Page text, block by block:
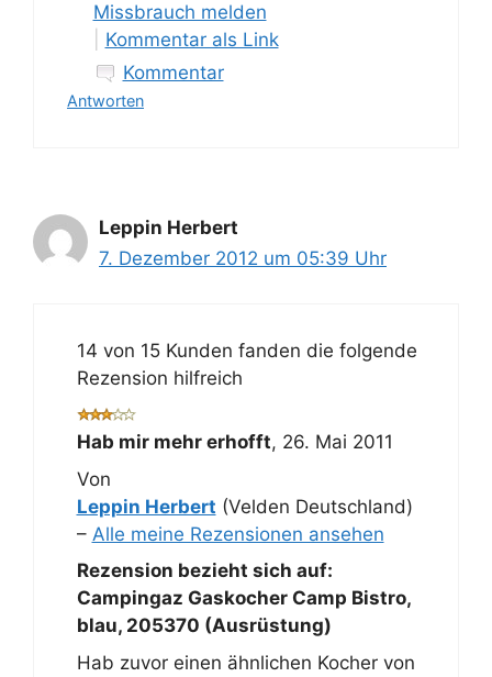
Missbrauch melden
Kommentar als Link
Kommentar
Antworten
Leppin Herbert
7. Dezember 2012 um 05:39 Uhr
14 von 15 Kunden fanden die folgende
Rezension hilfreich
Hab mir mehr erhofft, 26. Mai 2011
Von
Leppin Herbert (Velden Deutschland)
– Alle meine Rezensionen ansehen
Rezension bezieht sich auf:
Campingaz Gaskocher Camp Bistro,
blau, 205370 (Ausrüstung)
Hab zuvor einen ähnlichen Kocher von